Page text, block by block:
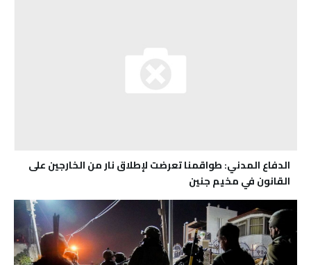
الدفاع المدني: طواقمنا تعرضت لإطلاق نار من الخارجين على
القانون في مخيم جنين